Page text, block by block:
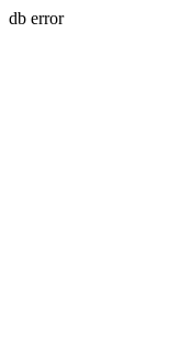
db error